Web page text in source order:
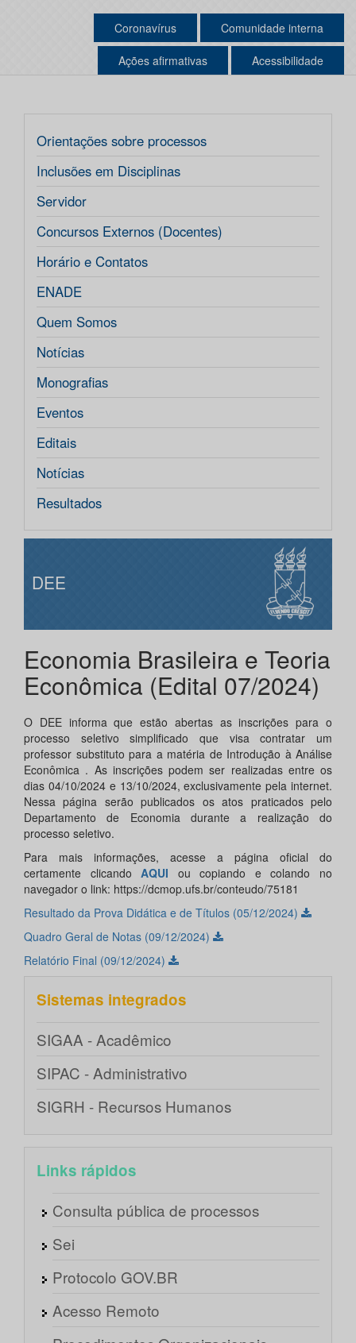
Coronavírus Comunidade interna
Ações afirmativas Acessibilidade
Orientações sobre processos
Inclusões em Disciplinas
Servidor
Concursos Externos (Docentes)
Horário e Contatos
ENADE
Quem Somos
Notícias
Monografias
Eventos
Editais
Notícias
Resultados
DEE
Economia Brasileira e Teoria
Econômica (Edital 07/2024)
O DEE informa que estão abertas as inscrições para o
processo seletivo simplificado que visa contratar um
professor substituto para a matéria de Introdução à Análise
Econômica . As inscrições podem ser realizadas entre os
dias 04/10/2024 e 13/10/2024, exclusivamente pela internet.
Nessa página serão publicados os atos praticados pelo
Departamento de Economia durante a realização do
processo seletivo.
Para mais informações, acesse a página oficial do
certamente clicandoAQUI ou copiando e colando no
navegador o link: https://dcmop.ufs.br/conteudo/75181
Resultado da Prova Didática e de Títulos (05/12/2024)
Quadro Geral de Notas (09/12/2024)
Relatório Final (09/12/2024)
Sistemas integrados
SIGAA - Acadêmico
SIPAC - Administrativo
SIGRH - Recursos Humanos
Links rápidos
Consulta pública de processos
Sei
Protocolo GOV.BR
Acesso Remoto